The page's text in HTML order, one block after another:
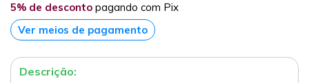
5% de desconto pagando com Pix
Ver meios de pagamento
Descrição: